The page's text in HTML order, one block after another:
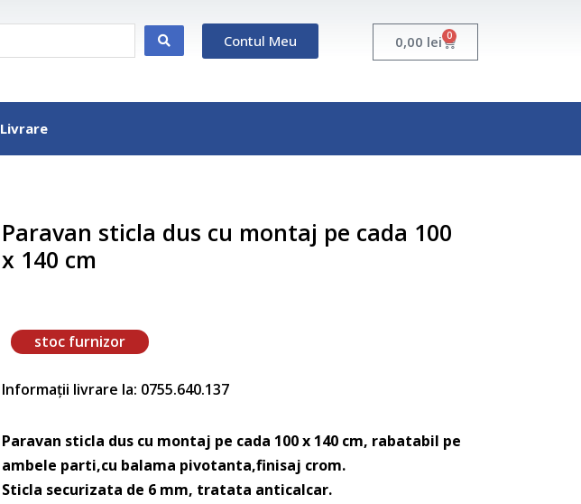
Contul Meu 0,00 lei 0 Cart
Livrare
Paravan sticla dus cu montaj pe cada 100
x 140 cm
stoc furnizor
Informații livrare la: 0755.640.137
Paravan sticla dus cu montaj pe cada 100 x 140 cm, rabatabil pe
ambele parti,cu balama pivotanta,finisaj crom.
Sticla securizata de 6 mm, tratata anticalcar.